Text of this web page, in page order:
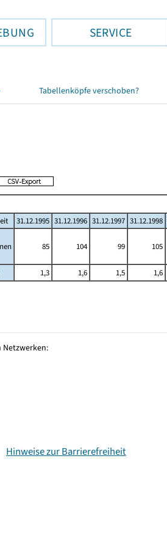
SERVICE
Tabellenköpfe verschoben?
31.12.1995 31.12.1996 31.12.1997 31.12.1998
85 104 99 105
1,3 1,6 1,5 1,6
Netzwerken:
Hinweise zur Barrierefreiheit